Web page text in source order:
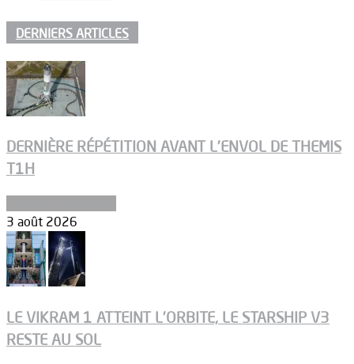
DERNIERS ARTICLES
DERNIÈRE RÉPÉTITION AVANT L’ENVOL DE THEMIS
T1H
3 août 2026
LE VIKRAM 1 ATTEINT L’ORBITE, LE STARSHIP V3
RESTE AU SOL